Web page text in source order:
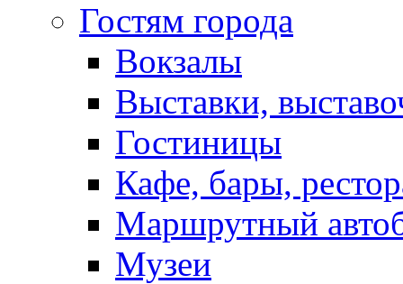
Гостям города
Вокзалы
Выставки,
Гостиницы
Кафе, бары,
Маршрутный
Музеи